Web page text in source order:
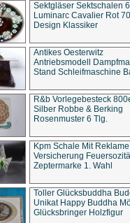
Sektgläser Sektschalen
Luminarc Cavalier Rot
Design Klassiker
Antikes Oesterwitz
Antriebsmodell
Stand Schleifmaschine
R&b Vorlegebesteck
Silber Robbe & Berking
Rosenmuster 6 Tlg.
Kpm Schale Mit Reklame
Versicherung
Zeptermarke 1. Wahl
Toller Glücksbuddha
Unikat Happy Buddha
Glücksbringer Holzfigur